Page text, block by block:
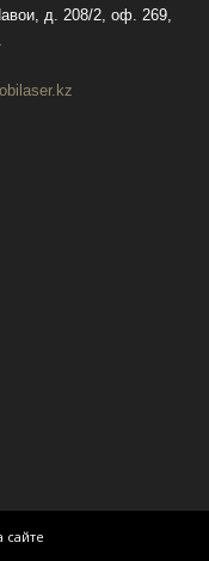
д. 208/2, оф. 269,
сайте